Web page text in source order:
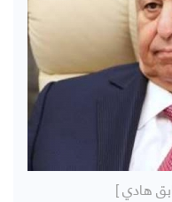
هادي ]